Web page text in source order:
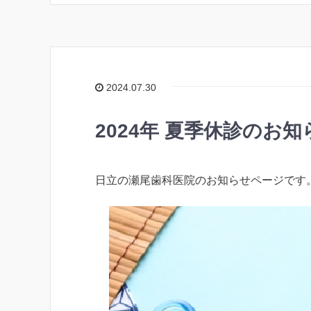
2024.07.30
2024年 夏季休診のお知
日立の瀬尾歯科医院のお知らせページです